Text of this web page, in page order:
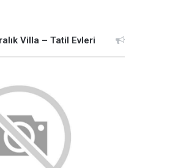
Villa – Tatil Evleri